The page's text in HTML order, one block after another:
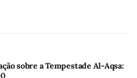
sobre a Tempestade Al-Aqsa: